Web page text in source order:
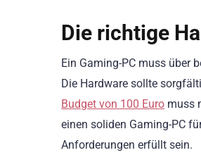
Die richtige
Ein Gaming-PC muss über
Die Hardware sollte
Budget von 100 Euro muss
einen soliden Gaming-PC
Anforderungen erfüllt sein.